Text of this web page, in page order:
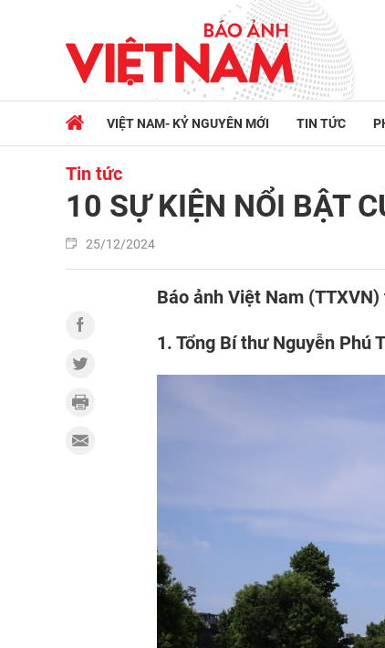
VIỆT NAM- KỶ NGUYÊN MỚI TIN TỨC
Tin tức
10 SỰ KIỆN NỔI BẬT
25/12/2024
Báo ảnh Việt Nam
1. Tổng Bí thư Nguyễn Phú